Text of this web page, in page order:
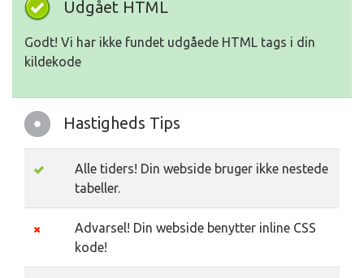
Udgået HTML
Godt! Vi har ikke fundet udgåede HTML tags i din
kildekode
Hastigheds Tips
Alle tiders! Din webside bruger ikke nestede
tabeller.
Advarsel! Din webside benytter inline CSS
kode!